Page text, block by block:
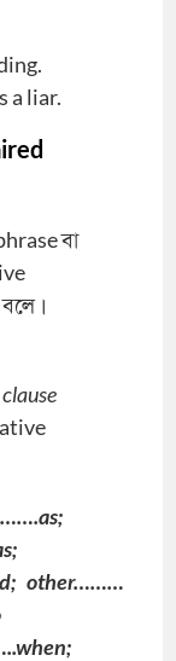
a liar.
বা
other………